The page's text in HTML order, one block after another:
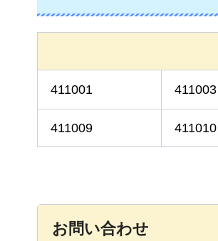
411001 411003
411009 411010
お問い合わせ